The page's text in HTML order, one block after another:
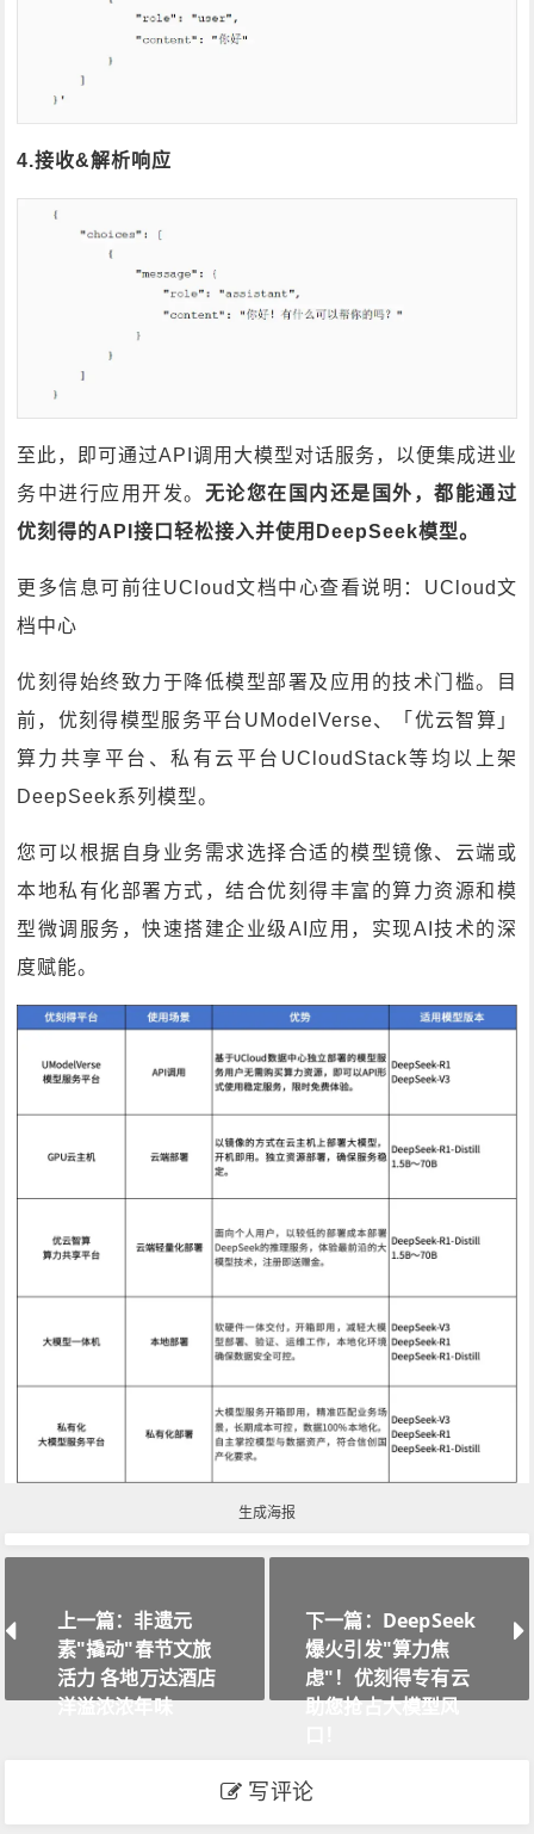
4.接收&解析响应
至此，即可通过API调用大模型对话服务，以便集成进业
务中进行应用开发。 无论您在国内还是国外，都能通过
优刻得的API接口轻松接入并使用DeepSeek模型。
更多信息可前往UCloud文档中心查看说明：UCloud文
档中心
优刻得始终致力于降低模型部署及应用的技术门槛。目
前，优刻得模型服务平台UModelVerse、「优云智算」
算力共享平台、私有云平台UCloudStack等均以上架
DeepSeek系列模型。
您可以根据自身业务需求选择合适的模型镜像、云端或
本地私有化部署方式，结合优刻得丰富的算力资源和模
型微调服务，快速搭建企业级AI应用，实现AI技术的深
度赋能。
生成海报
上一篇：非遗元
素"撬动"春节文旅
活力 各地万达酒店
洋溢浓浓年味
下一篇：DeepSeek
爆火引发"算力焦
虑"！优刻得专有云
助您抢占大模型风
写评论